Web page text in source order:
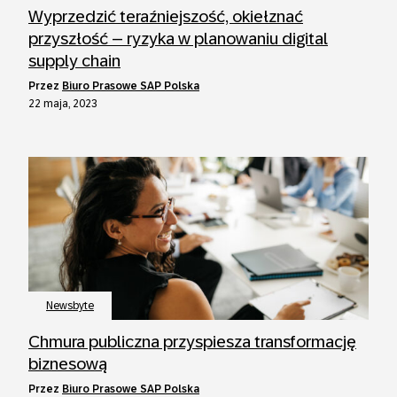
Wyprzedzić teraźniejszość, okiełznać
przyszłość – ryzyka w planowaniu digital
supply chain
przez Biuro Prasowe SAP Polska
22 maja, 2023
Newsbyte
Chmura publiczna przyspiesza transformację
biznesową
przez Biuro Prasowe SAP Polska